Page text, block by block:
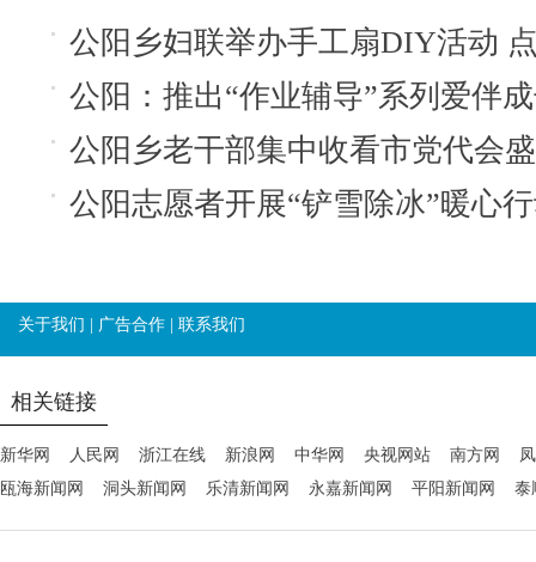
公阳乡妇联举办手工扇DIY活动
公阳：推出“作业辅导”系列爱伴
公阳乡老干部集中收看市党代会
公阳志愿者开展“铲雪除冰”暖心
关于我们 广告合作 联系我们
相关链接
新华网 人民网 浙江在线 新浪网 中华网 央视网站 南方网
瓯海新闻网
洞头新闻网 乐清新闻网 永嘉新闻网 平阳新闻网 泰